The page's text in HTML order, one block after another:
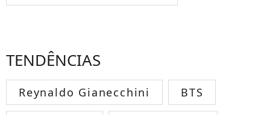
TENDÊNCIAS
Reynaldo Gianecchini BTS